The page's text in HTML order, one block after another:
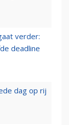
verder:
deadline
dag op rij